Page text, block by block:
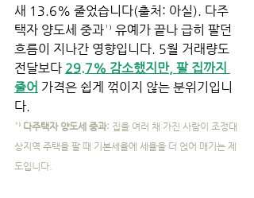
새 13.6% 줄었습니다(출처: 아실). 다주
택자 양도세 중과¹⁾ 유예가 끝나 급히 팔던
흐름이 지나간 영향입니다. 5월 거래량도
전달보다 29.7% 감소했지만, 팔 집까지
줄어 가격은 쉽게 꺾이지 않는 분위기입니
다.
¹⁾ 다주택자 양도세 중과: 집을 여러 채 가진 사람이 조정대
상지역 주택을 팔 때 기본세율에 세율을 더 얹어 매기는 제
도입니다.